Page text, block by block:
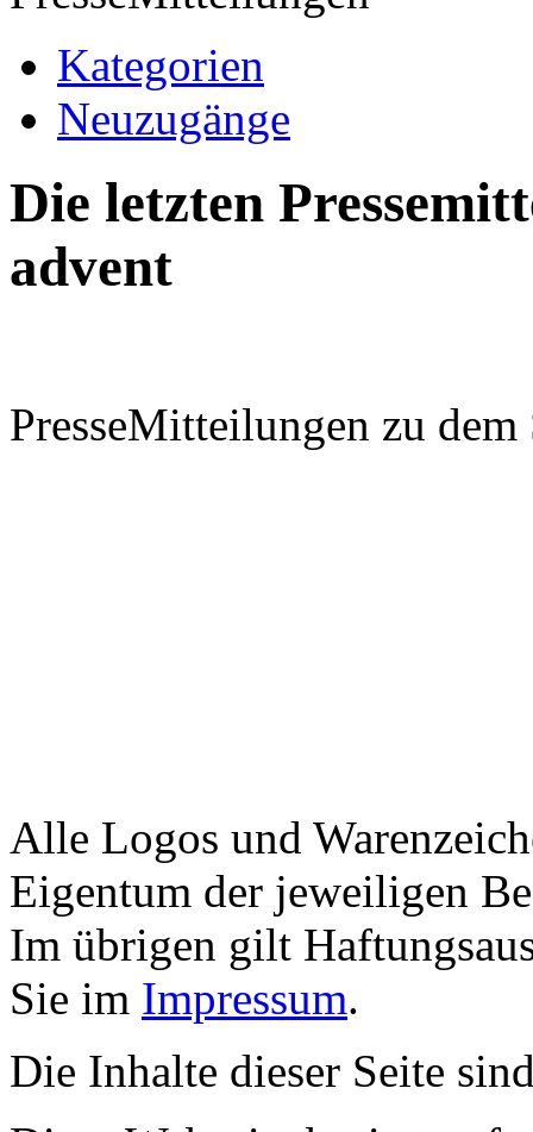
Kategorien
Neuzugänge
Die letzten
advent
PresseMitteilungen zu
Alle Logos und
Eigentum der jeweiligen
Im übrigen gilt
Sie im Impressum.
Die Inhalte dieser Seite